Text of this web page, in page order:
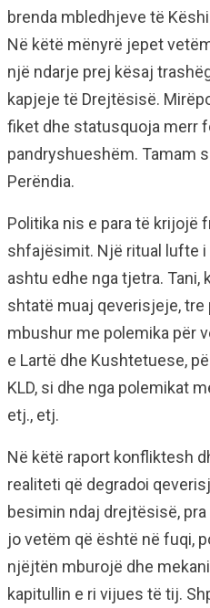
brenda mbledhjeve të
Në këtë mënyrë jepet
një ndarje prej kësaj
kapjeje të Drejtësisë.
fiket dhe statusquoja merr
pandryshueshëm. Tamam
Perëndia.
Politika nis e para të krijojë
shfajësimit. Një ritual lufte i
ashtu edhe nga tjetra.
shtatë muaj qeverisjeje, tre
mbushur me polemika për
e Lartë dhe Kushtetuese,
KLD, si dhe nga polemikat
etj., etj.
Në këtë raport konfliktesh
realiteti që degradoi
besimin ndaj drejtësisë,
jo vetëm që është në fuqi,
njëjtën mburojë dhe
kapitullin e ri vijues të tij.